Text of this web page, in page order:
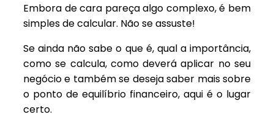
Embora de cara pareça algo complexo, é bem
simples de calcular. Não se assuste!
Se ainda não sabe o que é, qual a importância,
como se calcula, como deverá aplicar no seu
negócio e também se deseja saber mais sobre
o ponto de equilíbrio financeiro, aqui é o lugar
certo.